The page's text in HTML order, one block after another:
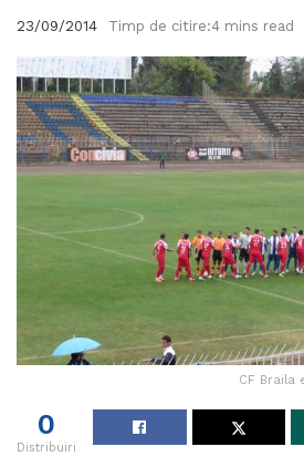
23/09/2014 Timp de citire:4 mins read
CF Braila
0
Distribuiri